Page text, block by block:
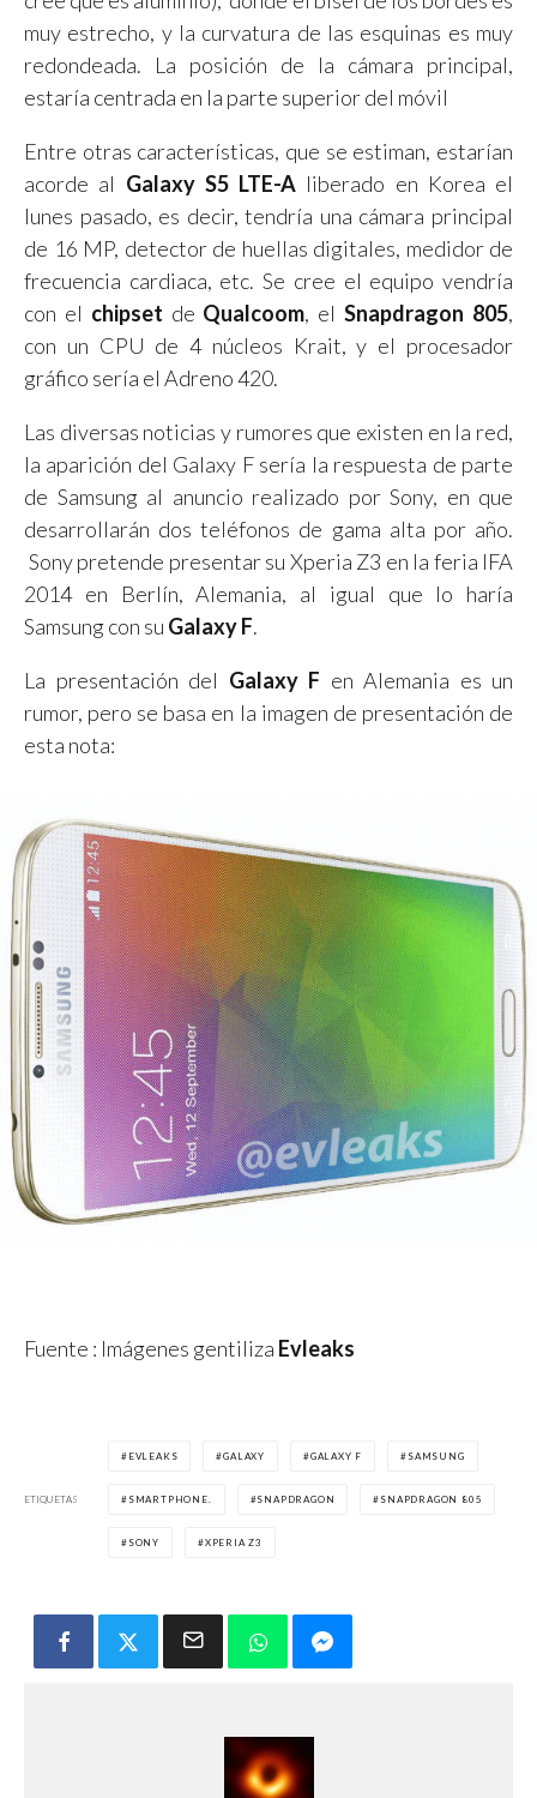
muy estrecho, y la curvatura de las esquinas es muy
redondeada. La posición de la cámara principal,
estaría centrada en la parte superior del móvil
Entre otras características, que se estiman, estarían
acorde al Galaxy S5 LTE-A liberado en Korea el
lunes pasado, es decir, tendría una cámara principal
de 16 MP, detector de huellas digitales, medidor de
frecuencia cardiaca, etc. Se cree el equipo vendría
con el chipset de Qualcoom, elSnapdragon 805,
con un CPU de 4 núcleos Krait, y el procesador
gráfico sería el Adreno 420.
Las diversas noticias y rumores que existen en la red,
la aparición del Galaxy F sería la respuesta de parte
de Samsung al anuncio realizado por Sony, en que
desarrollarán dos teléfonos de gama alta por año.
Sony pretende presentar su Xperia Z3 en la feria IFA
2014 en Berlín, Alemania, al igual que lo haría
Samsung con su Galaxy F.
La presentación del Galaxy F en Alemania es un
rumor, pero se basa en la imagen de presentación de
esta nota:
Fuente : Imágenes gentiliza Evleaks
ETIQUETAS
EVLEAKS GALAXY GALAXY F SAMSUNG
SMARTPHONE. SNAPDRAGON SNAPDRAGON 805
SONY XPERIA Z3